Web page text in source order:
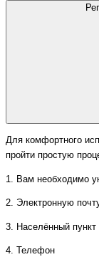
Для комфортного
пройти простую
1. Вам необходимо
2. Электронную
3. Населённый пункт
4. Телефон